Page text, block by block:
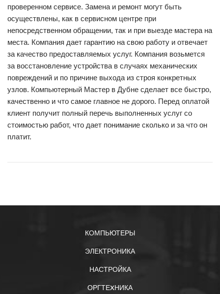
проверенном сервисе. Замена и ремонт могут быть
осуществлены, как в сервисном центре при
непосредственном обращении, так и при выезде мастера на
места. Компания дает гарантию на свою работу и отвечает
за качество предоставляемых услуг. Компания возьмется
за восстановление устройства в случаях механических
повреждений и по причине выхода из строя конкретных
узлов. Компьютерный Мастер в Дубне сделает все быстро,
качественно и что самое главное не дорого. Перед оплатой
клиент получит полный перечь выполненных услуг со
стоимостью работ, что дает понимание сколько и за что он
платит.
КОМПЬЮТЕРЫ
ЭЛЕКТРОНИКА
НАСТРОЙКА
ОРГТЕXНИКА